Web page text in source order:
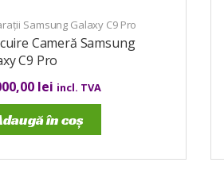
Samsung Galaxy C9 Pro
Cameră Samsung
C9 Pro
lei incl. TVA
în coș